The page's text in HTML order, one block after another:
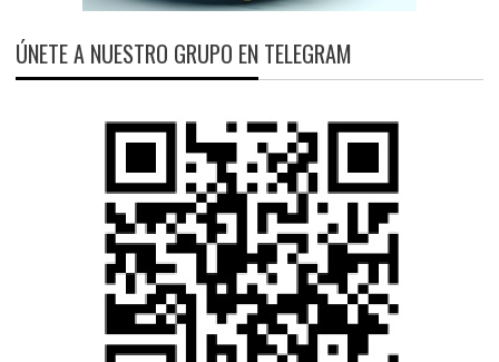
ÚNETE A NUESTRO GRUPO EN TELEGRAM